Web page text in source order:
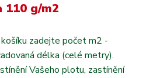
g/m2
zadejte počet m2 -
délka (celé metry).
Vašeho plotu, zastínění